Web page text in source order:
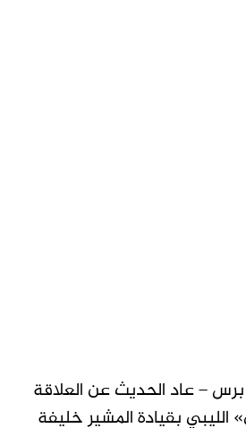
– عاد الحديث عن العلاقة
بقيادة المشير خليفة